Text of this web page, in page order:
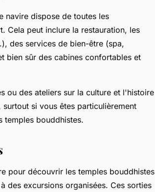
navire dispose de toutes les
Cela peut inclure la restauration, les
des services de bien-être (spa,
bien sûr des cabines confortables et
ou des ateliers sur la culture et l'histoire
si vous êtes particulièrement
temples bouddhistes.
pour découvrir les temples bouddhistes
des excursions organisées. Ces sorties